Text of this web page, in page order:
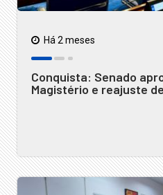
Há 2 meses
Conquista: Senado
Magistério e reajuste